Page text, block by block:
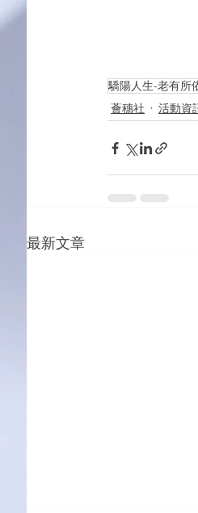
驕陽人生-老有所
薈穗社
活動資
最新文章